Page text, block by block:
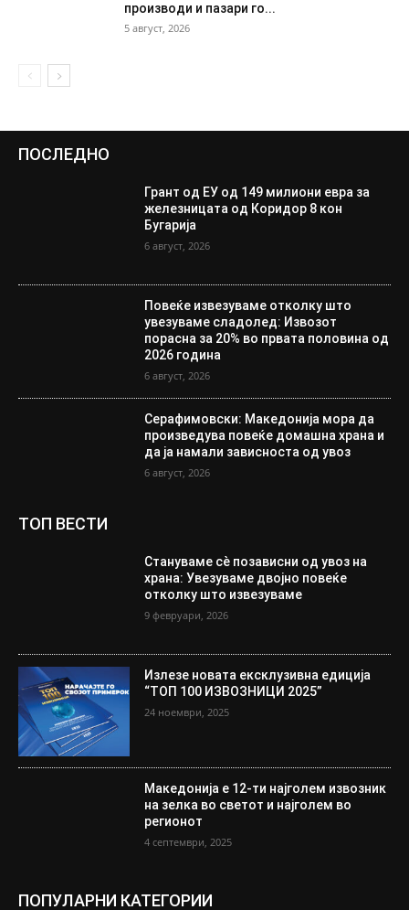
производи и пазари го...
5 август, 2026
ПОСЛЕДНО
Грант од ЕУ од 149 милиони евра за
железницата од Коридор 8 кон
Бугарија
6 август, 2026
Повеќе извезуваме отколку што
увезуваме сладолед: Извозот
порасна за 20% во првата половина од
2026 година
6 август, 2026
Серафимовски: Македонија мора да
произведува повеќе домашна храна и
да ја намали зависноста од увоз
6 август, 2026
ТОП ВЕСТИ
Стануваме сè позависни од увоз на
храна: Увезуваме двојно повеќе
отколку што извезуваме
9 февруари, 2026
Излезе новата ексклузивна едиција
“ТОП 100 ИЗВОЗНИЦИ 2025”
24 ноември, 2025
Македонија е 12-ти најголем извозник
на зелка во светот и најголем во
регионот
4 септември, 2025
ПОПУЛАРНИ КАТЕГОРИИ